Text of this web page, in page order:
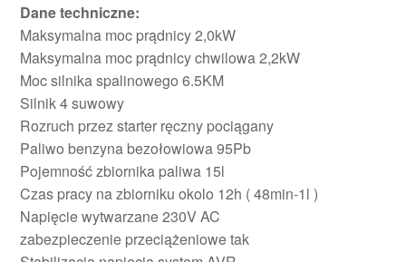
Dane techniczne:
Maksymalna moc prądnicy 2,0kW
Maksymalna moc prądnicy chwilowa 2,2kW
Moc silnika spalinowego 6.5KM
Silnik 4 suwowy
Rozruch przez starter ręczny pociągany
Paliwo benzyna bezołowiowa 95Pb
Pojemność zbiornika paliwa 15l
Czas pracy na zbiorniku okolo 12h ( 48min-1l )
Napięcie wytwarzane 230V AC
zabezpieczenie przeciążeniowe tak